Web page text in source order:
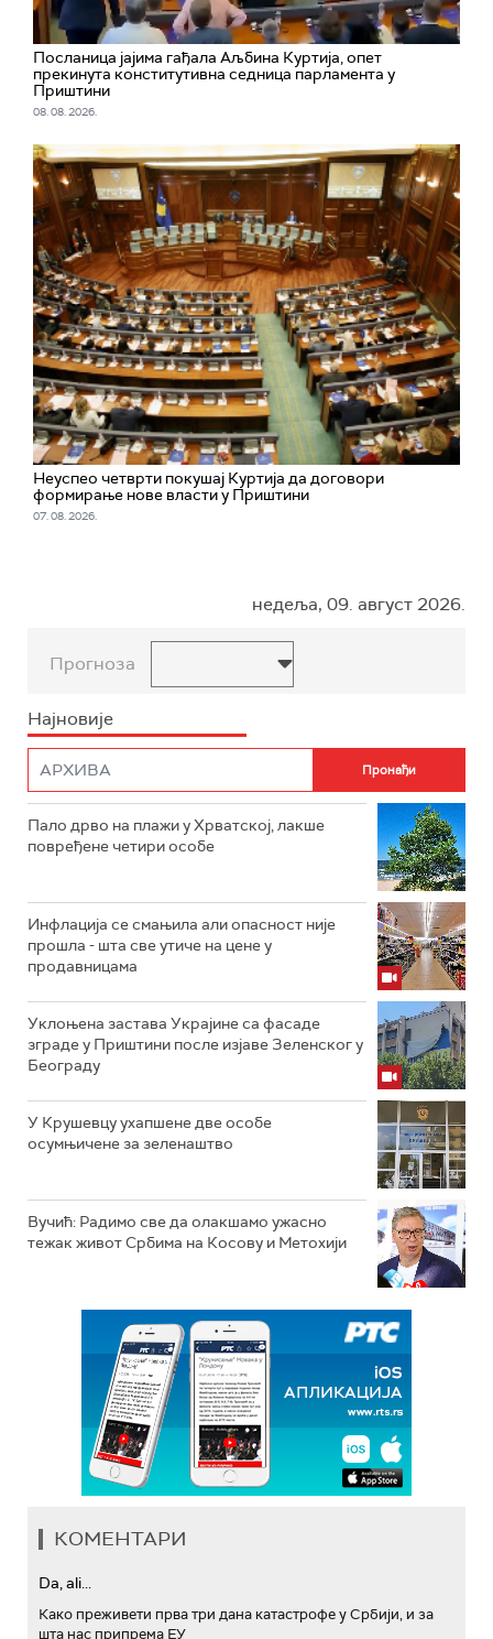
Посланица јајима гађала Аљбина Куртија, опет
прекинута конститутивна седница парламента у
Приштини
08. 08. 2026.
Неуспео четврти покушај Куртија да договори
формирање нове власти у Приштини
07. 08. 2026.
недеља, 09. август 2026.
Прогноза
Најновије
Пало дрво на плажи у Хрватској, лакше
повређене четири особе
Инфлација се смањила али опасност није
прошла - шта све утиче на цене у
продавницама
Уклоњена застава Украјине са фасаде
зграде у Приштини после изјаве Зеленског у
Београду
У Крушевцу ухапшене две особе
осумњичене за зеленаштво
Вучић: Радимо све да олакшамо ужасно
тежак живот Србима на Косову и Метохији
КОМЕНТАРИ
Da, ali...
Како преживети прва три дана катастрофе у Србији, и за
шта нас припрема ЕУ